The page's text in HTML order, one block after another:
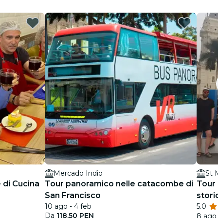
di Cucina
Mercado Indio
Tour panoramico nelle catacombe di
San Francisco
10 ago - 4 feb
Da 118,50 PEN
St
Tour
5.0
8